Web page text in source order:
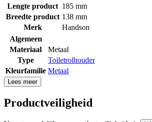
Lengte product 185 mm
Breedte product 138 mm
Merk
Handson
Algemeen
Materiaal
Metaal
Type
Toiletrolhouder
Kleurfamilie Metaal
Lees meer
Productveiligheid